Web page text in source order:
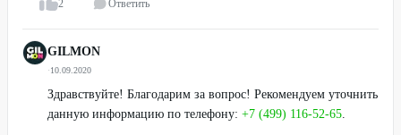
2 Ответить
GILMON
·10.09.2020
Здравствуйте! Благодарим за вопрос! Рекомендуем уточнить
данную информацию по телефону: +7 (499) 116-52-65.